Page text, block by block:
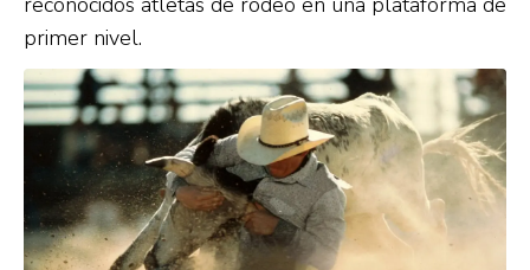
primer nivel.